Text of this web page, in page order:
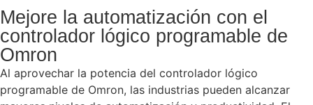
Mejore la automatización con el
controlador lógico programable de
Omron
Al aprovechar la potencia del controlador lógico
programable de Omron, las industrias pueden alcanzar